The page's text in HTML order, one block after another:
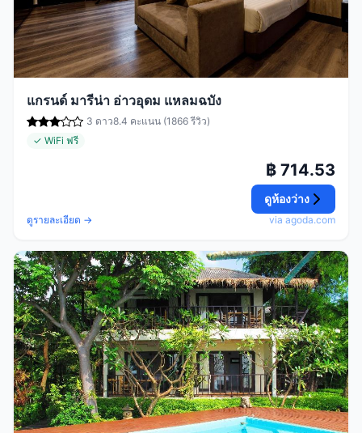
แกรนด์ มารีน่า อ่าวอุดม แหลมฉบัง
3 ดาว8.4 คะแนน (1866 รีวิว)
✓ WiFi ฟรี
ดูรายละเอียด →
฿ 714.53
ดูห้องว่าง
via agoda.com